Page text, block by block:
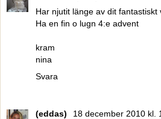
Har njutit länge av dit fantastiskt
Ha en fin o lugn 4:e advent
kram
nina
Svara
(eddas)
18 december 2010 kl.